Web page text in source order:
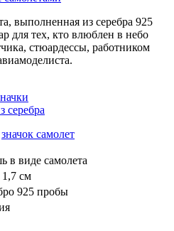
выполненная из серебра 925
для тех, кто влюблен в небо
стюардессы, работником
серебра
значок самолет
в виде самолета
1,7 см
925 пробы